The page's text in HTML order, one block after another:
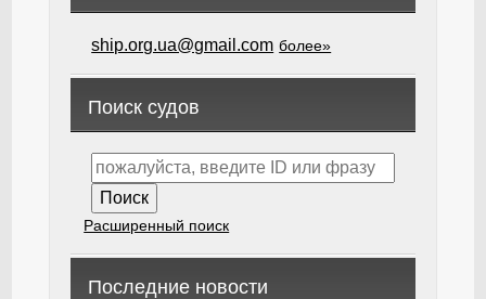
ship.org.ua@gmail.com более»
Поиск судов
Расширенный поиск
Последние новости